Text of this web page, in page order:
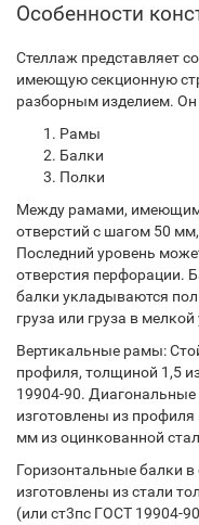
Особенности
Стеллаж представляет
имеющую секционную
разборным изделием. Он
Рамы
Балки
Полки
Между рамами,
отверстий с шагом 50
Последний уровень
отверстия перфорации.
балки укладываются
груза или груза в
Вертикальные рамы:
профиля, толщиной 1,5
19904-90. Диагональные
изготовлены из профиля
мм из оцинкованной
Горизонтальные балки
изготовлены из стали
(или ст3пс ГОСТ 19904-